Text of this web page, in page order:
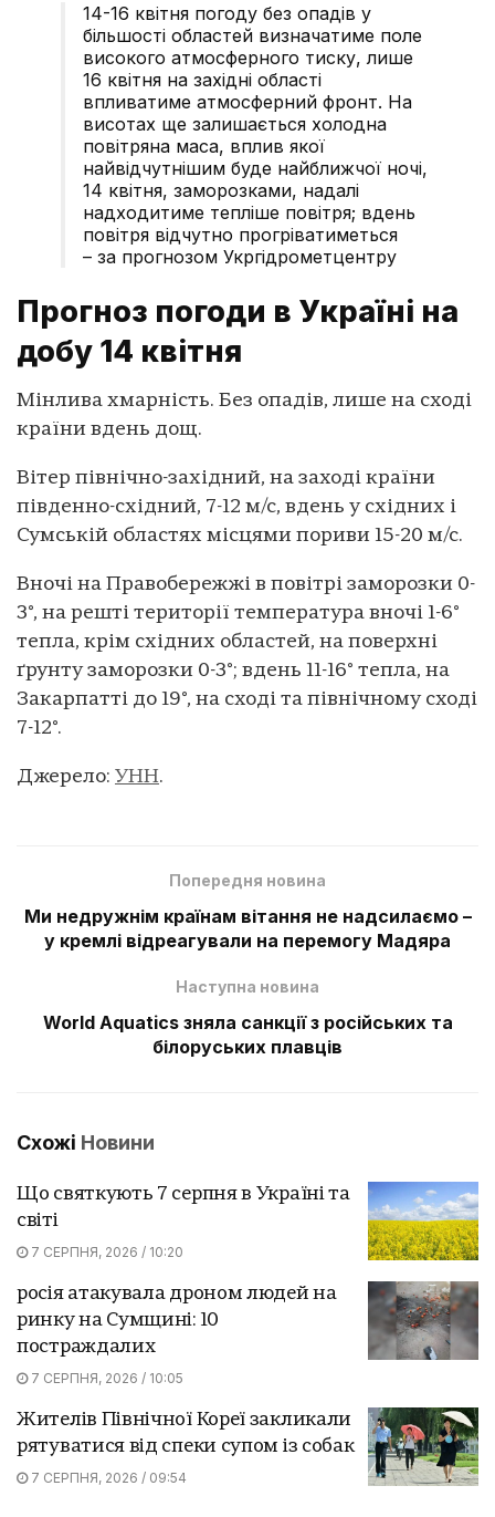
14-16 квітня погоду без опадів у
більшості областей визначатиме поле
високого атмосферного тиску, лише
16 квітня на західні області
впливатиме атмосферний фронт. На
висотах ще залишається холодна
повітряна маса, вплив якої
найвідчутнішим буде найближчої ночі,
14 квітня, заморозками, надалі
надходитиме тепліше повітря; вдень
повітря відчутно прогріватиметься
– за прогнозом Укргідрометцентру
Прогноз погоди в Україні на
добу 14 квітня
Мінлива хмарність. Без опадів, лише на сході
країни вдень дощ.
Вітер північно-західний, на заході країни
південно-східний, 7-12 м/с, вдень у східних і
Сумській областях місцями пориви 15-20 м/с.
Вночі на Правобережжі в повітрі заморозки 0-
3°, на решті території температура вночі 1-6°
тепла, крім східних областей, на поверхні
ґрунту заморозки 0-3°; вдень 11-16° тепла, на
Закарпатті до 19°, на сході та північному сході
7-12°.
Джерело: УНН.
Попередня новина
Ми недружнім країнам вітання не надсилаємо –
у кремлі відреагували на перемогу Мадяра
Наступна новина
World Aquatics зняла санкції з російських та
білоруських плавців
Схожі Новини
Що святкують 7 серпня в Україні та
світі
7 СЕРПНЯ, 2026 / 10:20
росія атакувала дроном людей на
ринку на Сумщині: 10
постраждалих
7 СЕРПНЯ, 2026 / 10:05
Жителів Північної Кореї закликали
рятуватися від спеки супом із собак
7 СЕРПНЯ, 2026 / 09:54